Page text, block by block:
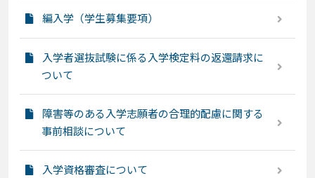
編入学（学生募集要項）
入学者選抜試験に係る入学検定料の返還請求に
ついて
障害等のある入学志願者の合理的配慮に関する
事前相談について
入学資格審査について